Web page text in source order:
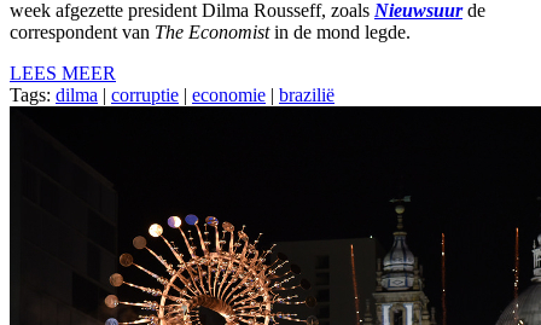
week afgezette president Dilma Rousseff, zoals Nieuwsuurde
correspondent van The Economistin de mond legde.
LEES MEER
Tags: dilma | corruptie | economie | brazilië